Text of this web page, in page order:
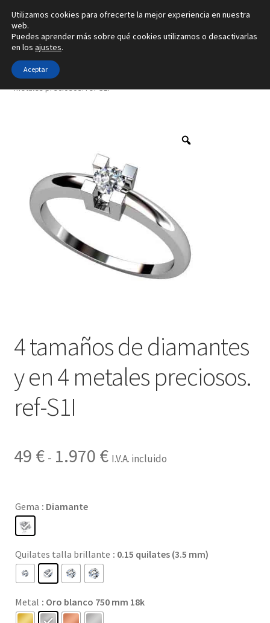
Ir
a
la
navegación
Ir
al
contenido
Inicio
Alianzas
Colgantes
Sobre nosotros
Inicio Tipo de joya
metales preciosos. ref-S1I
4 tamaños de diamantes
y en 4 metales preciosos.
ref-S1I
49 € - 1.970 €Rango
hasta
I.V.A. incluido
Gema : Diamante
Quilates talla brillante : 0.15 quilates (3.5 mm)
Metal : Oro blanco 750 mm 18k
Utilizamos cookies para ofrecerte la mejor experiencia en nuestra
web.
Puedes aprender más sobre qué cookies utilizamos o desactivarlas
en los ajustes.
Aceptar